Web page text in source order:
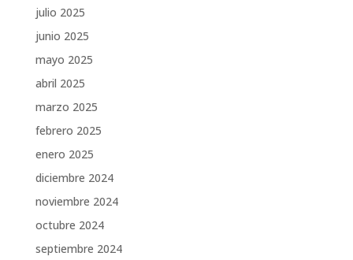
julio 2025
junio 2025
mayo 2025
abril 2025
marzo 2025
febrero 2025
enero 2025
diciembre 2024
noviembre 2024
octubre 2024
septiembre 2024